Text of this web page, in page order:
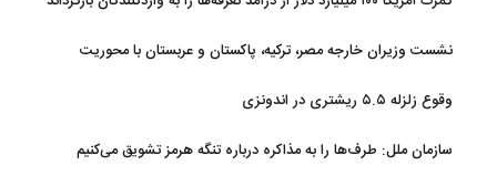
نشست وزیران خارجه مصر، ترکیه، پاکستان و عربستان با محوریت
وقوع زلزله ۵.۵ ریشتری در اندونزی
سازمان ملل: طرف‌ها را به مذاکره درباره تنگه هرمز تشویق می‌کنیم